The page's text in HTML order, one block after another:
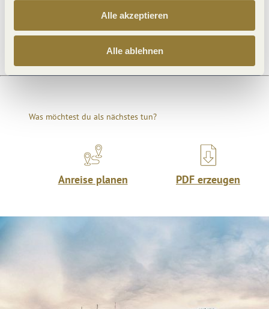
Alle akzeptieren
Alle ablehnen
Was möchtest du als nächstes tun?
Anreise planen PDF erzeugen